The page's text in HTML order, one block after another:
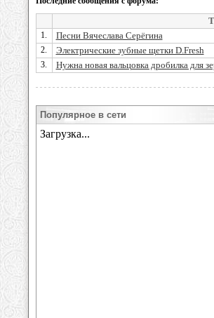
1. Песни Вячеслава Серёгина
2. Электрические зубные щетки D.Fresh
3. Нужна новая вальцовка дробилка для
Популярное в сети